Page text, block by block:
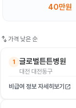
40만원
swap_vert 가격 낮은 순
1 글로벌튼튼병원
대전 대전동구
비급여 정보 자세히보기 open_in_new